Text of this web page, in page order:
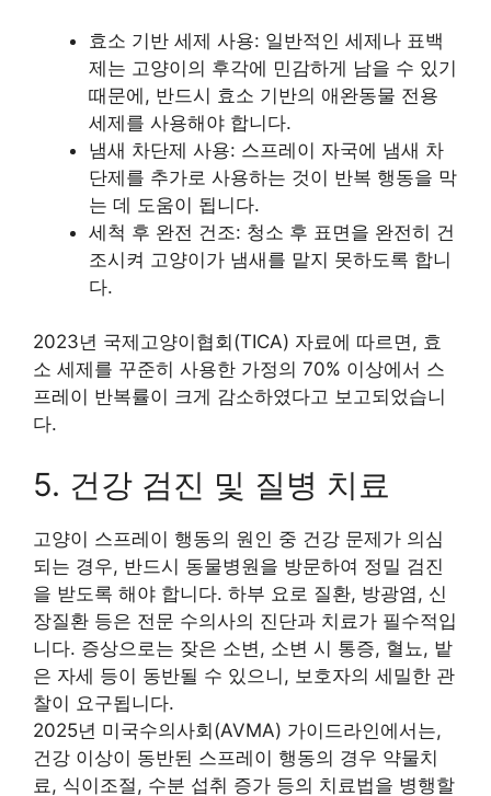
효소 기반 세제 사용: 일반적인 세제나 표백
제는 고양이의 후각에 민감하게 남을 수 있기
때문에, 반드시 효소 기반의 애완동물 전용
세제를 사용해야 합니다.
냄새 차단제 사용: 스프레이 자국에 냄새 차
단제를 추가로 사용하는 것이 반복 행동을 막
는 데 도움이 됩니다.
세척 후 완전 건조: 청소 후 표면을 완전히 건
조시켜 고양이가 냄새를 맡지 못하도록 합니
다.
2023년 국제고양이협회(TICA) 자료에 따르면, 효
소 세제를 꾸준히 사용한 가정의 70% 이상에서 스
프레이 반복률이 크게 감소하였다고 보고되었습니
다.
5. 건강 검진 및 질병 치료
고양이 스프레이 행동의 원인 중 건강 문제가 의심
되는 경우, 반드시 동물병원을 방문하여 정밀 검진
을 받도록 해야 합니다. 하부 요로 질환, 방광염, 신
장질환 등은 전문 수의사의 진단과 치료가 필수적입
니다. 증상으로는 잦은 소변, 소변 시 통증, 혈뇨, 밭
은 자세 등이 동반될 수 있으니, 보호자의 세밀한 관
찰이 요구됩니다.
2025년 미국수의사회(AVMA) 가이드라인에서는,
건강 이상이 동반된 스프레이 행동의 경우 약물치
료, 식이조절, 수분 섭취 증가 등의 치료법을 병행할